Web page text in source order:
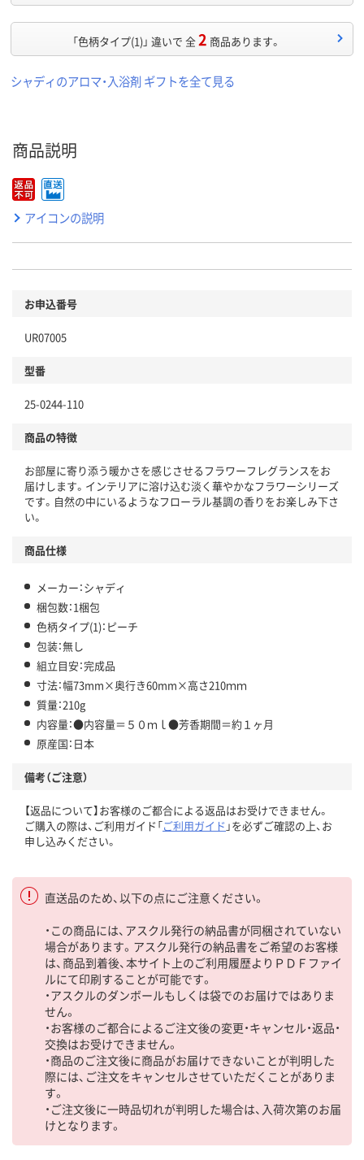
「色柄タイプ(1)」 違いで 全2 商品あります。
シャディのアロマ・入浴剤 ギフトを全て見る
商品説明
アイコンの説明
お申込番号
UR07005
型番
25-0244-110
商品の特徴
お部屋に寄り添う暖かさを感じさせるフラワーフレグランスをお
届けします。インテリアに溶け込む淡く華やかなフラワーシリーズ
です。自然の中にいるようなフローラル基調の香りをお楽しみ下さ
い。
商品仕様
メーカー：シャディ
梱包数：1梱包
色柄タイプ(1)：ピーチ
包装：無し
組立目安：完成品
寸法：幅73mm×奥行き60mm×高さ210ｍｍ
質量：210g
内容量：●内容量＝５０ｍｌ●芳香期間＝約１ヶ月
原産国：日本
備考（ご注意）
【返品について】お客様のご都合による返品はお受けできません。
ご購入の際は、ご利用ガイド「ご利用ガイド 」を必ずご確認の上、お
申し込みください。
直送品のため、以下の点にご注意ください。
・この商品には、アスクル発行の納品書が同梱されていない
場合があります。アスクル発行の納品書をご希望のお客様
は、商品到着後、本サイト上のご利用履歴よりＰＤＦファイ
ルにて印刷することが可能です。
・アスクルのダンボールもしくは袋でのお届けではありま
せん。
・お客様のご都合によるご注文後の変更・キャンセル・返品・
交換はお受けできません。
・商品のご注文後に商品がお届けできないことが判明した
際には、ご注文をキャンセルさせていただくことがありま
す。
・ご注文後に一時品切れが判明した場合は、入荷次第のお届
けとなります。